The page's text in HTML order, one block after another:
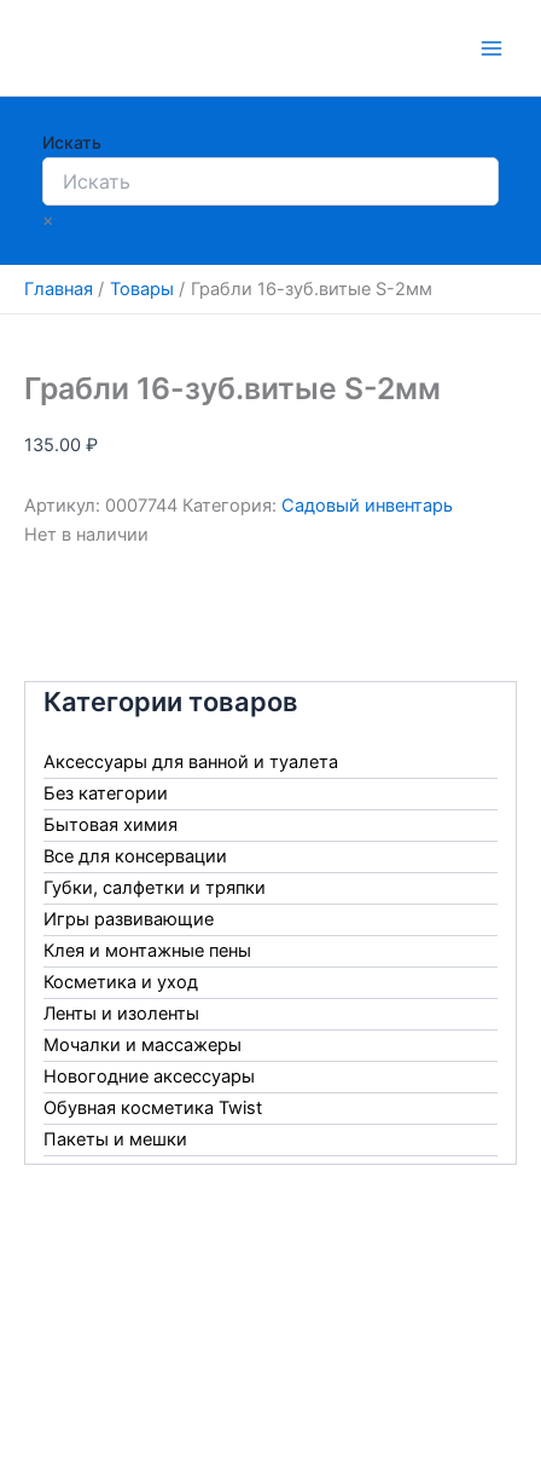
Искать
×
Главная Товары Грабли 16-зуб.витые S-2мм
Категории товаров
Аксессуары для ванной и туалета
Без категории
Бытовая химия
Все для консервации
Губки, салфетки и тряпки
Игры развивающие
Клея и монтажные пены
Косметика и уход
Ленты и изоленты
Мочалки и массажеры
Новогодние аксессуары
Обувная косметика Twist
Пакеты и мешки
Перчатки
Грабли 16-зуб.витые S-2мм
135.00 ₽
Артикул: 0007744 Категория: Садовый инвентарь
Нет в наличии